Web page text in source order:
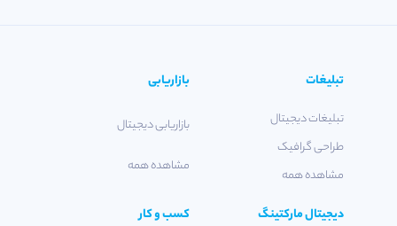
تبلیغات
تبلیغات دیجیتال
طراحی گرافیک
مشاهده همه
بازاریابی
بازاریابی دیجیتال
مشاهده همه
دیجیتال مارکتینگ کسب و کار